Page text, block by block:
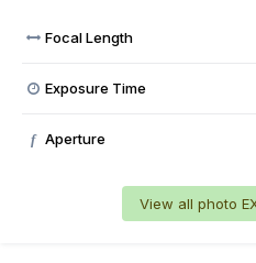
Focal Length
Exposure Time
f Aperture
View all photo